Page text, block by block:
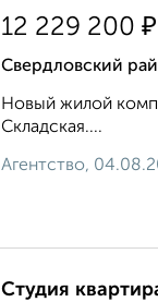
12 229 200 ₽
Свердловский
Новый жилой
Складская....
Агентство,
Студия